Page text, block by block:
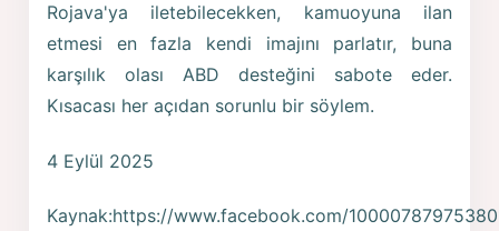
Rojava'ya iletebilecekken, kamuoyuna ilan
etmesi en fazla kendi imajını parlatır, buna
karşılık olası ABD desteğini sabote eder.
Kısacası her açıdan sorunlu bir söylem.
4 Eylül 2025
Kaynak:https://www.facebook.com/